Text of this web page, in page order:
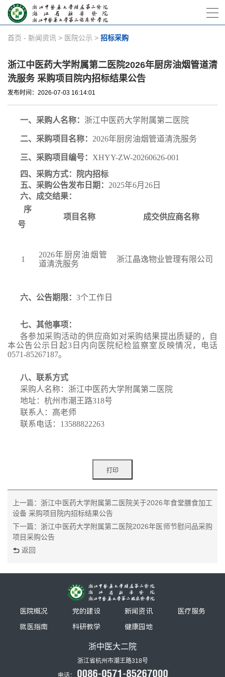
首页 - 新闻资讯 > 医院公示 > 招标采购
浙江中医药大学附属第二医院2026年厨房油烟管道清
洗服务 采购项目院内招标结果公告
发布时间：2026-07-03 16:14:01
一、采购人名称： 浙江中医药大学附属第二医院
二、采购项目名称： 2026年厨房油烟管道清洗服务
三、采购项目编号： XHYY-ZW-20260626-001
四、采购方式：
院内招标
五、采购公告发布日期： 2025年6月 26 日
六、成交结果：
序
号
项目名称 成交供应商名称
1
2026年厨房油烟管
道清洗服务
浙江晶逸物业管理有限公司
六、公告期限： 3个工作日
七、其他事项：
各参加采购活动的供应商如对采购结果提出质疑的，自
本公告公示日起3日内向医院纪检监察室反映情况，电话
0571-85267187。
八、联系方式
采购人名称：浙江中医药大学附属第二医院
地址：杭州市潮王路318号
联系人：高老师
联系电话： 13588822263
上一篇：浙江中医药大学附属第二医院关于2026年食堂膳食加工
设备 采购项目院内招标结果公告
下一篇：浙江中医药大学附属第二医院2026年医师节慰问品采购
项目采购公告
返回
医院概况 党的建设 新闻资讯
医疗服务
就医指南
科研教学 健康园地
浙中医大二院
浙江省杭州市潮王路318号